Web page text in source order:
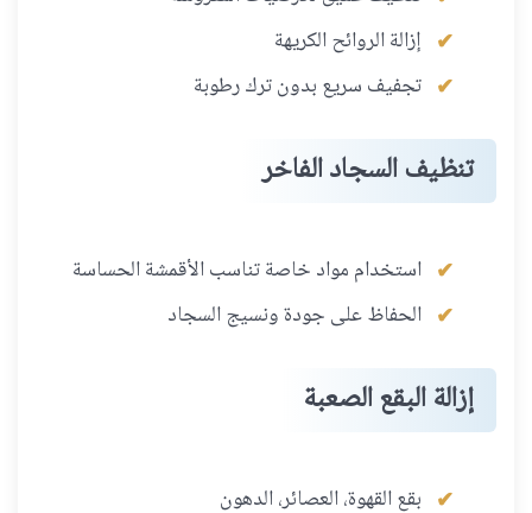
إزالة الروائح الكريهة
تجفيف سريع بدون ترك رطوبة
تنظيف السجاد الفاخر
استخدام مواد خاصة تناسب الأقمشة الحساسة
الحفاظ على جودة ونسيج السجاد
إزالة البقع الصعبة
بقع القهوة، العصائر، الدهون